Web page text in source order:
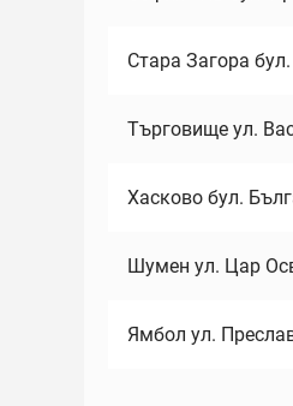
Стара Загора
Търговище ул.
Хасково бул.
Шумен ул. Цар
Ямбол ул.